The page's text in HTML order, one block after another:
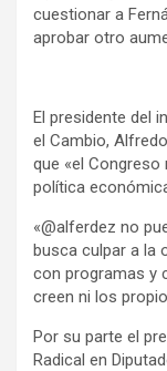
cuestionar a
aprobar otro
El presidente del
el Cambio,
que «el
política
«@alferdez no
busca culpar a la
con programas y
creen ni los
Por su parte el
Radical en